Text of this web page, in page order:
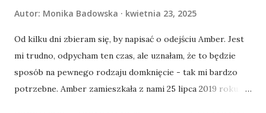
Autor: Monika Badowska kwietnia 23, 2025
Od kilku dni zbieram się, by napisać o odejściu Amber. Jest
mi trudno, odpycham ten czas, ale uznałam, że to będzie
sposób na pewnego rodzaju domknięcie - tak mi bardzo
potrzebne. Amber zamieszkała z nami 25 lipca 2019 roku.